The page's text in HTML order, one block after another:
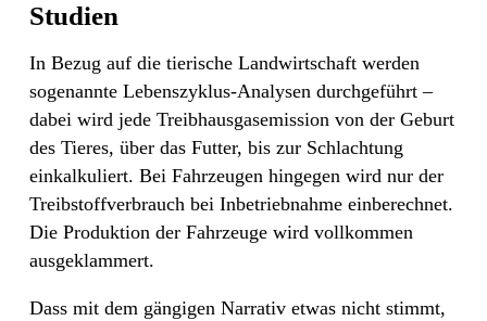
Studien
In Bezug auf die tierische Landwirtschaft werden
sogenannte Lebenszyklus-Analysen durchgeführt –
dabei wird jede Treibhausgasemission von der Geburt
des Tieres, über das Futter, bis zur Schlachtung
einkalkuliert. Bei Fahrzeugen hingegen wird nur der
Treibstoffverbrauch bei Inbetriebnahme einberechnet.
Die Produktion der Fahrzeuge wird vollkommen
ausgeklammert.
Dass mit dem gängigen Narrativ etwas nicht stimmt,